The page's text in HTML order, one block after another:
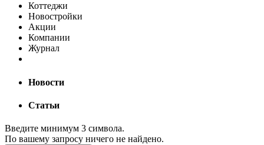
Коттеджи
Новостройки
Акции
Компании
Журнал
Новости
Статьи
Введите минимум 3 символа.
По вашему запросу ничего не найдено.